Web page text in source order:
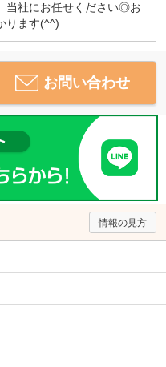
当社にお任せください◎お
ります(^^)
お問い合わせ
情報の見方